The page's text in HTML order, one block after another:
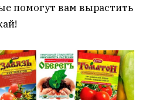
помогут вам вырастить